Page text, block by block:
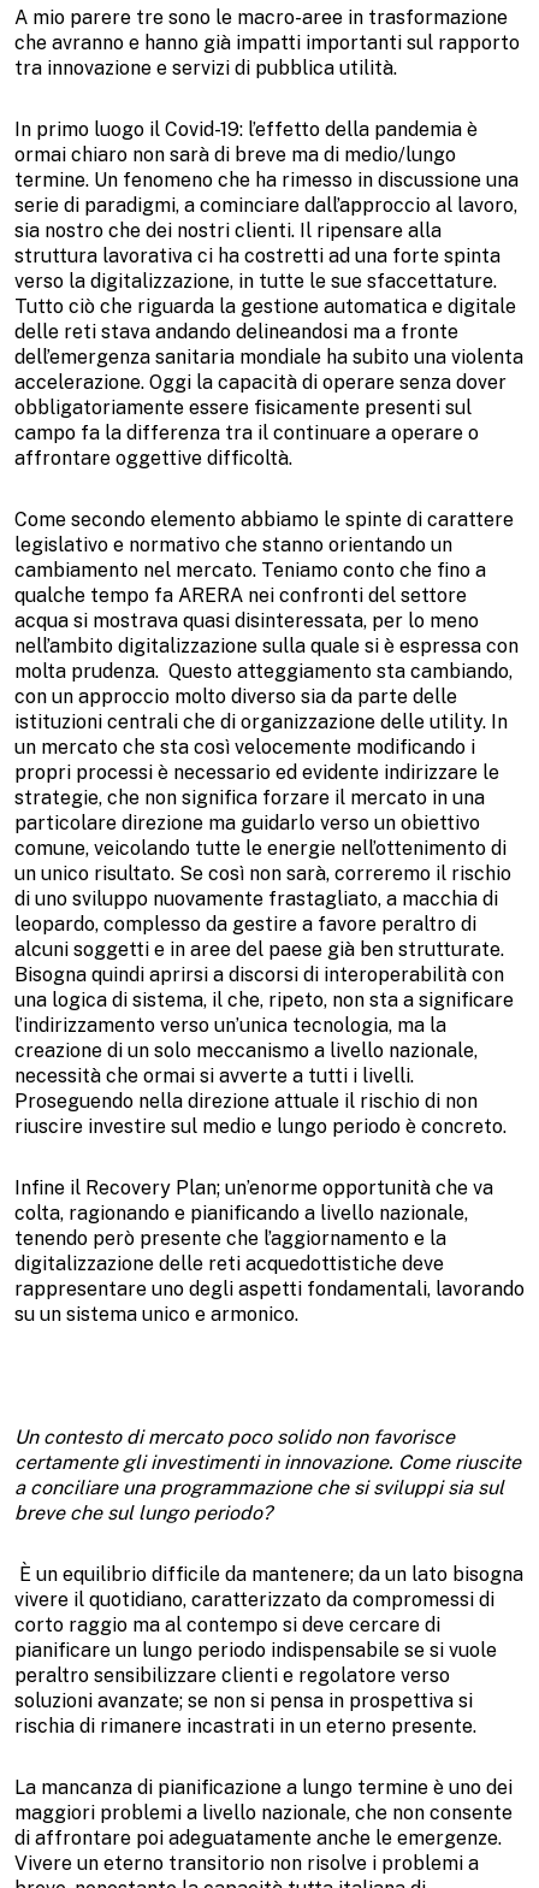
A mio parere tre sono le macro-aree in trasformazione
che avranno e hanno già impatti importanti sul rapporto
tra innovazione e servizi di pubblica utilità.
In primo luogo il Covid-19: l’effetto della pandemia è
ormai chiaro non sarà di breve ma di medio/lungo
termine. Un fenomeno che ha rimesso in discussione una
serie di paradigmi, a cominciare dall’approccio al lavoro,
sia nostro che dei nostri clienti. Il ripensare alla
struttura lavorativa ci ha costretti ad una forte spinta
verso la digitalizzazione, in tutte le sue sfaccettature.
Tutto ciò che riguarda la gestione automatica e digitale
delle reti stava andando delineandosi ma a fronte
dell’emergenza sanitaria mondiale ha subito una violenta
accelerazione. Oggi la capacità di operare senza dover
obbligatoriamente essere fisicamente presenti sul
campo fa la differenza tra il continuare a operare o
affrontare oggettive difficoltà.
Come secondo elemento abbiamo le spinte di carattere
legislativo e normativo che stanno orientando un
cambiamento nel mercato. Teniamo conto che fino a
qualche tempo fa ARERA nei confronti del settore
acqua si mostrava quasi disinteressata, per lo meno
nell’ambito digitalizzazione sulla quale si è espressa con
molta prudenza. Questo atteggiamento sta cambiando,
con un approccio molto diverso sia da parte delle
istituzioni centrali che di organizzazione delle utility. In
un mercato che sta così velocemente modificando i
propri processi è necessario ed evidente indirizzare le
strategie, che non significa forzare il mercato in una
particolare direzione ma guidarlo verso un obiettivo
comune, veicolando tutte le energie nell’ottenimento di
un unico risultato. Se così non sarà, correremo il rischio
di uno sviluppo nuovamente frastagliato, a macchia di
leopardo, complesso da gestire a favore peraltro di
alcuni soggetti e in aree del paese già ben strutturate.
Bisogna quindi aprirsi a discorsi di interoperabilità con
una logica di sistema, il che, ripeto, non sta a significare
l’indirizzamento verso un’unica tecnologia, ma la
creazione di un solo meccanismo a livello nazionale,
necessità che ormai si avverte a tutti i livelli.
Proseguendo nella direzione attuale il rischio di non
riuscire investire sul medio e lungo periodo è concreto.
Infine il Recovery Plan; un’enorme opportunità che va
colta, ragionando e pianificando a livello nazionale,
tenendo però presente che l’aggiornamento e la
digitalizzazione delle reti acquedottistiche deve
rappresentare uno degli aspetti fondamentali, lavorando
su un sistema unico e armonico.
Un contesto di mercato poco solido non favorisce
certamente gli investimenti in innovazione. Come riuscite
a conciliare una programmazione che si sviluppi sia sul
breve che sul lungo periodo?
È un equilibrio difficile da mantenere; da un lato bisogna
vivere il quotidiano, caratterizzato da compromessi di
corto raggio ma al contempo si deve cercare di
pianificare un lungo periodo indispensabile se si vuole
peraltro sensibilizzare clienti e regolatore verso
soluzioni avanzate; se non si pensa in prospettiva si
rischia di rimanere incastrati in un eterno presente.
La mancanza di pianificazione a lungo termine è uno dei
maggiori problemi a livello nazionale, che non consente
di affrontare poi adeguatamente anche le emergenze.
Vivere un eterno transitorio non risolve i problemi a